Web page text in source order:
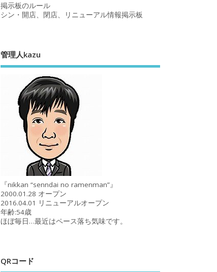
掲示板のルール
シン・開店、閉店、リニューアル情報掲示板
管理人kazu
『nikkan “senndai no ramenman”』
2000.01.28 オープン
2016.04.01 リニューアルオープン
年齢:54歳
ほぼ毎日…最近はペース落ち気味です。
QRコード